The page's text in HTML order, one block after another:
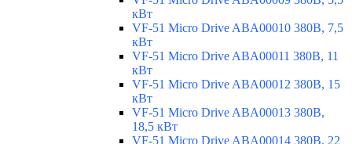
кВт
VF-51 Micro Drive ABA00010 380В, 7,5
кВт
VF-51 Micro Drive ABA00011 380В, 11
кВт
VF-51 Micro Drive ABA00012 380В, 15
кВт
VF-51 Micro Drive ABA00013 380В,
18,5 кВт
VF-51 Micro Drive ABA00014 380В, 22